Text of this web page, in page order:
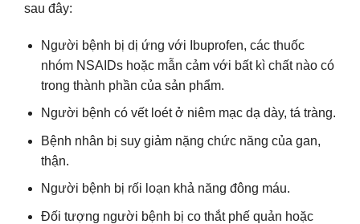
sau đây:
Người bệnh bị dị ứng với Ibuprofen, các thuốc
nhóm NSAIDs hoặc mẫn cảm với bất kì chất nào có
trong thành phần của sản phẩm.
Người bệnh có vết loét ở niêm mạc dạ dày, tá tràng.
Bệnh nhân bị suy giảm nặng chức năng của gan,
thận.
Người bệnh bị rối loạn khả năng đông máu.
Đối tượng người bệnh bị co thắt phế quản hoặc